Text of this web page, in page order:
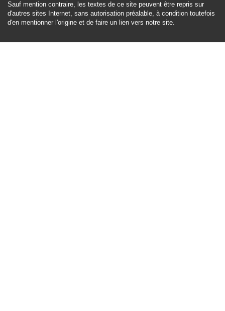
Sauf mention contraire, les textes de ce site peuvent être repris sur
d'autres sites Internet, sans autorisation préalable, à condition toutefois
d'en mentionner l'origine et de faire un lien vers notre site.